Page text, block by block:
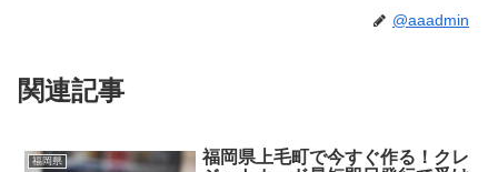
@aaadmin
関連記事
福岡県
福岡県上毛町で今すぐ作る！クレ